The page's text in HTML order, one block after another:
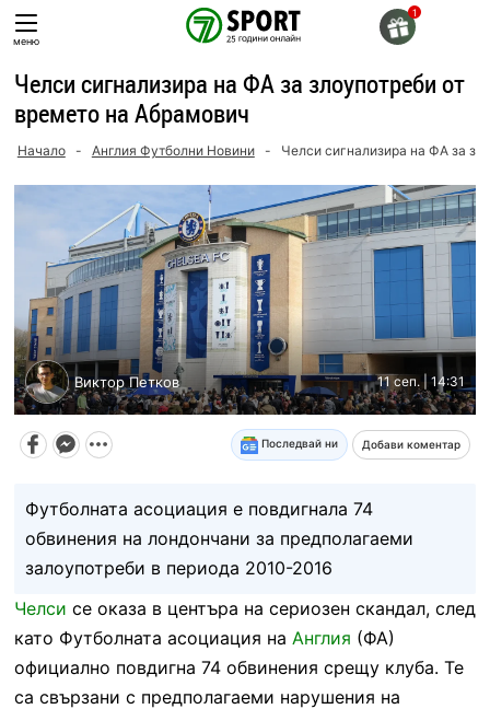
Skip
toменю
Челси сигнализира на ФА за злоупотреби от
времето на Абрамович
Начало - Англия Футболни Новини - Челси сигнализира на ФА за
Виктор Петков 11 сеп. | 14:31
Последвай ни Добави коментар
Футболната асоциация е повдигнала 74
обвинения на лондончани за предполагаеми
залоупотреби в периода 2010-2016
Челси се оказа в центъра на сериозен скандал, след
като Футболната асоциация на Англия (ФА)
официално повдигна 74 обвинения срещу клуба. Те
са свързани с предполагаеми нарушения на